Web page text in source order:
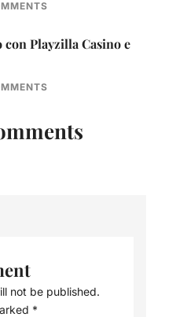
Playzilla Casino e
not be published.
*